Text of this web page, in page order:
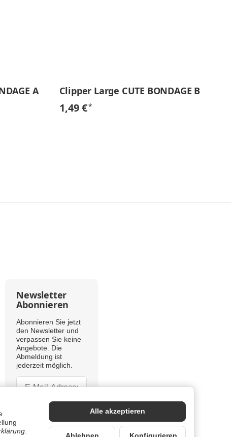
A Clipper Large CUTE BONDAGE B
1,49 €*
Newsletter
Abonnieren
Abonnieren Sie jetzt
den Newsletter und
verpassen Sie keine
Angebote. Die
Abmeldung ist
jederzeit möglich.
Newsletter Abonnieren
Newsletter Abonnieren
Datenschutzerklärung
Alle akzeptieren
.